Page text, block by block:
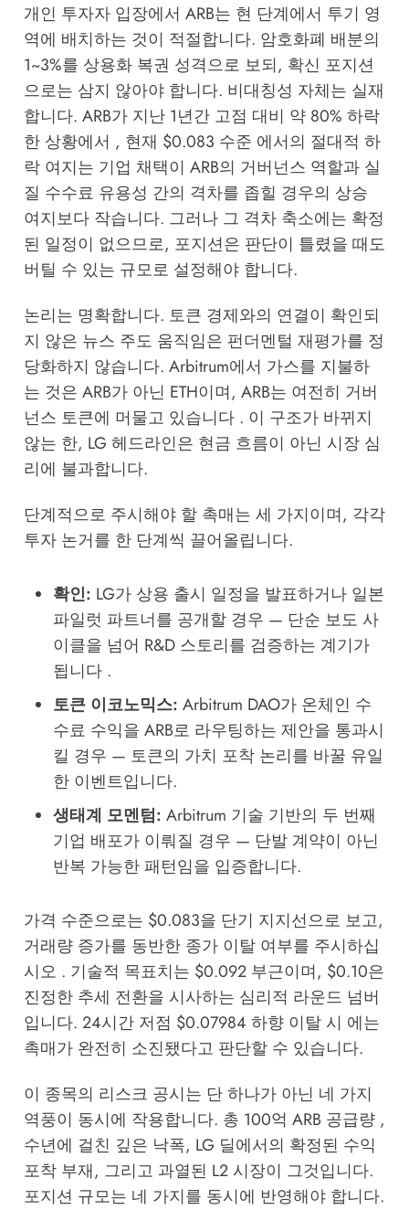
개인 투자자 입장에서 ARB는 현 단계에서 투기 영
역에 배치하는 것이 적절합니다. 암호화폐 배분의
1~3%를 상용화 복권 성격으로 보되, 확신 포지션
으로는 삼지 않아야 합니다. 비대칭성 자체는 실재
합니다. ARB가 지난 1년간 고점 대비 약 80% 하락
한 상황에서 , 현재 $0.083 수준 에서의 절대적 하
락 여지는 기업 채택이 ARB의 거버넌스 역할과 실
질 수수료 유용성 간의 격차를 좁힐 경우의 상승
여지보다 작습니다. 그러나 그 격차 축소에는 확정
된 일정이 없으므로, 포지션은 판단이 틀렸을 때도
버틸 수 있는 규모로 설정해야 합니다.
논리는 명확합니다. 토큰 경제와의 연결이 확인되
지 않은 뉴스 주도 움직임은 펀더멘털 재평가를 정
당화하지 않습니다. Arbitrum에서 가스를 지불하
는 것은 ARB가 아닌 ETH이며, ARB는 여전히 거버
넌스 토큰에 머물고 있습니다 . 이 구조가 바뀌지
않는 한, LG 헤드라인은 현금 흐름이 아닌 시장 심
리에 불과합니다.
단계적으로 주시해야 할 촉매는 세 가지이며, 각각
투자 논거를 한 단계씩 끌어올립니다.
확인: LG가 상용 출시 일정을 발표하거나 일본
파일럿 파트너를 공개할 경우 — 단순 보도 사
이클을 넘어 R&D 스토리를 검증하는 계기가
됩니다 .
토큰 이코노믹스: Arbitrum DAO가 온체인 수
수료 수익을 ARB로 라우팅하는 제안을 통과시
킬 경우 — 토큰의 가치 포착 논리를 바꿀 유일
한 이벤트입니다.
생태계 모멘텀: Arbitrum 기술 기반의 두 번째
기업 배포가 이뤄질 경우 — 단발 계약이 아닌
반복 가능한 패턴임을 입증합니다.
가격 수준으로는 $0.083을 단기 지지선으로 보고,
거래량 증가를 동반한 종가 이탈 여부를 주시하십
시오 . 기술적 목표치는 $0.092 부근이며, $0.10은
진정한 추세 전환을 시사하는 심리적 라운드 넘버
입니다. 24시간 저점 $0.07984 하향 이탈 시 에는
촉매가 완전히 소진됐다고 판단할 수 있습니다.
이 종목의 리스크 공시는 단 하나가 아닌 네 가지
역풍이 동시에 작용합니다. 총 100억 ARB 공급량 ,
수년에 걸친 깊은 낙폭, LG 딜에서의 확정된 수익
포착 부재, 그리고 과열된 L2 시장이 그것입니다.
포지션 규모는 네 가지를 동시에 반영해야 합니다.